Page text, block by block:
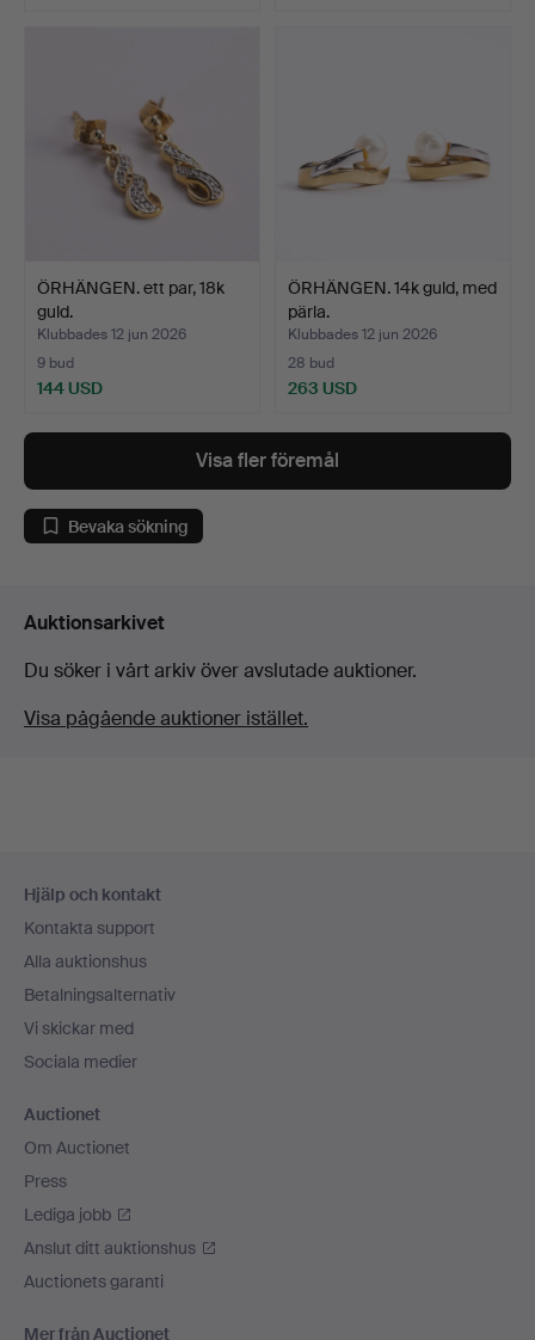
ÖRHÄNGEN. ett par, 18k
guld.
Klubbades 12 jun 2026
9 bud
144 USD
ÖRHÄNGEN. 14k guld, med
pärla.
Klubbades 12 jun 2026
28 bud
263 USD
Visa fler föremål
Bevaka sökning
Auktionsarkivet
Du söker i vårt arkiv över avslutade auktioner.
Visa pågående auktioner istället.
Hjälp och kontakt
Kontakta support
Alla auktionshus
Betalningsalternativ
Vi skickar med
Sociala medier
Auctionet
Om Auctionet
Press
Lediga jobb
Anslut ditt auktionshus
Auctionets garanti
Mer från Auctionet